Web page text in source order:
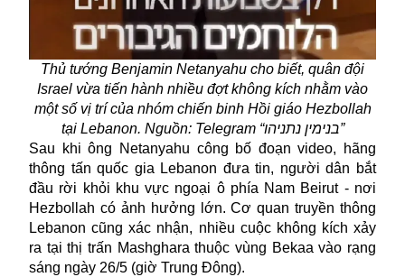
Thủ tướng Benjamin Netanyahu cho biết, quân đội
Israel vừa tiến hành nhiều đợt không kích nhằm vào
một số vị trí của nhóm chiến binh Hồi giáo Hezbollah
tại Lebanon. Nguồn: Telegram “בנימין נתניהו”
Sau khi ông Netanyahu công bố đoạn video, hãng
thông tấn quốc gia Lebanon đưa tin, người dân bắt
đầu rời khỏi khu vực ngoại ô phía Nam Beirut - nơi
Hezbollah có ảnh hưởng lớn. Cơ quan truyền thông
Lebanon cũng xác nhận, nhiều cuộc không kích xảy
ra tại thị trấn Mashghara thuộc vùng Bekaa vào rạng
sáng ngày 26/5 (giờ Trung Đông).